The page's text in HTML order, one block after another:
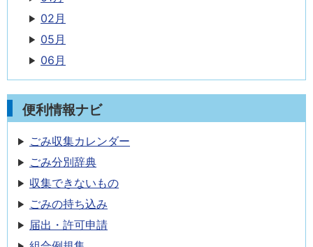
02月
05月
06月
便利情報ナビ
ごみ収集カレンダー
ごみ分別辞典
収集できないもの
ごみの持ち込み
届出・許可申請